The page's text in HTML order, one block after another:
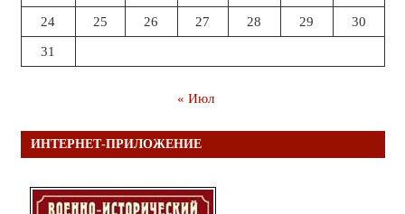
24 25 26 27 28 29 30
31
« Июл
ИНТЕРНЕТ-ПРИЛОЖЕНИЕ